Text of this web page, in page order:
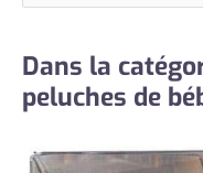
Dans la
peluches de